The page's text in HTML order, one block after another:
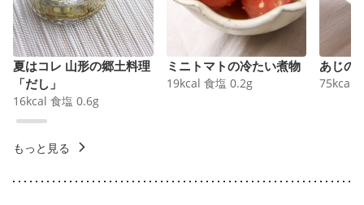
夏はコレ 山形の郷土料理
「だし」
16kcal 食塩 0.6g
ミニトマトの冷たい煮物
19kcal 食塩 0.2g
あじの
75kcal
もっと見る